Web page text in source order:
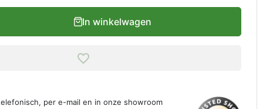
In winkelwagen
per e-mail en in onze showroom